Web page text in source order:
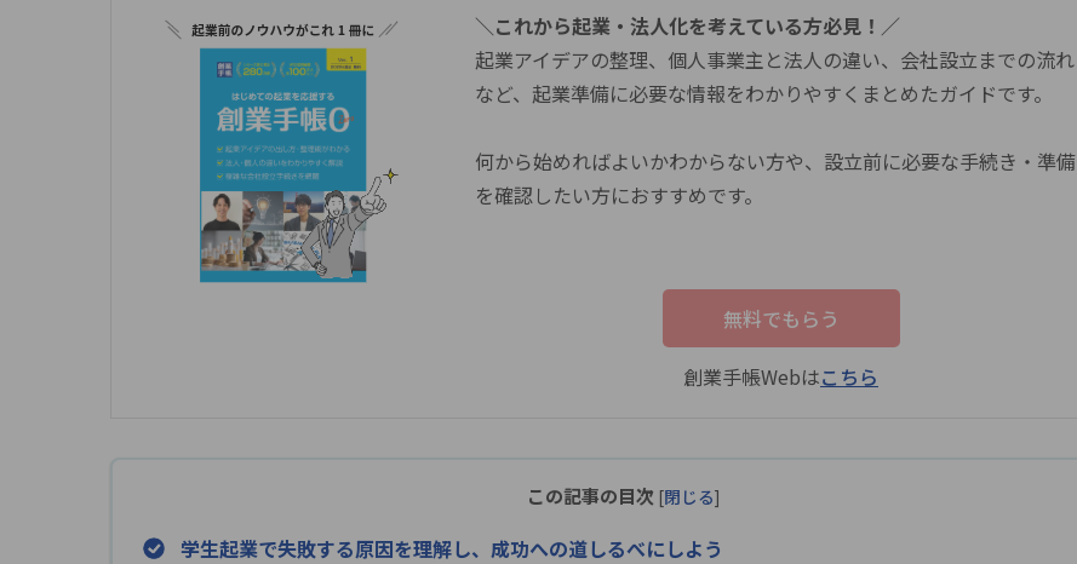
＼これから起業・法人化を考えている方必見！／
起業アイデアの整理、個人事業主と法人の違い、会社設立までの流れ
など、起業準備に必要な情報をわかりやすくまとめたガイドです。
何から始めればよいかわからない方や、設立前に必要な手続き・準備
を確認したい方におすすめです。
無料でもらう
創業手帳Webはこちら
この記事の目次 [閉じる]
学生起業で失敗する原因を理解し、成功への道しるべにしよう